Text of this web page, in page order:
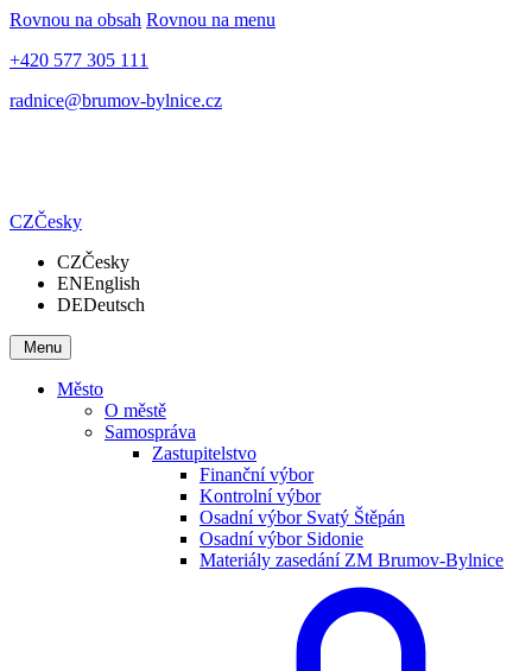
Rovnou na obsah Rovnou na menu
+420 577 305 111
radnice@brumov-bylnice.cz
CZČesky
CZČesky
ENEnglish
DEDeutsch
Menu
Město
O městě
Samospráva
Zastupitelstvo
Finanční výbor
Kontrolní výbor
Osadní výbor Svatý Štěpán
Osadní výbor Sidonie
Materiály zasedání ZM Brumov-Bylnice